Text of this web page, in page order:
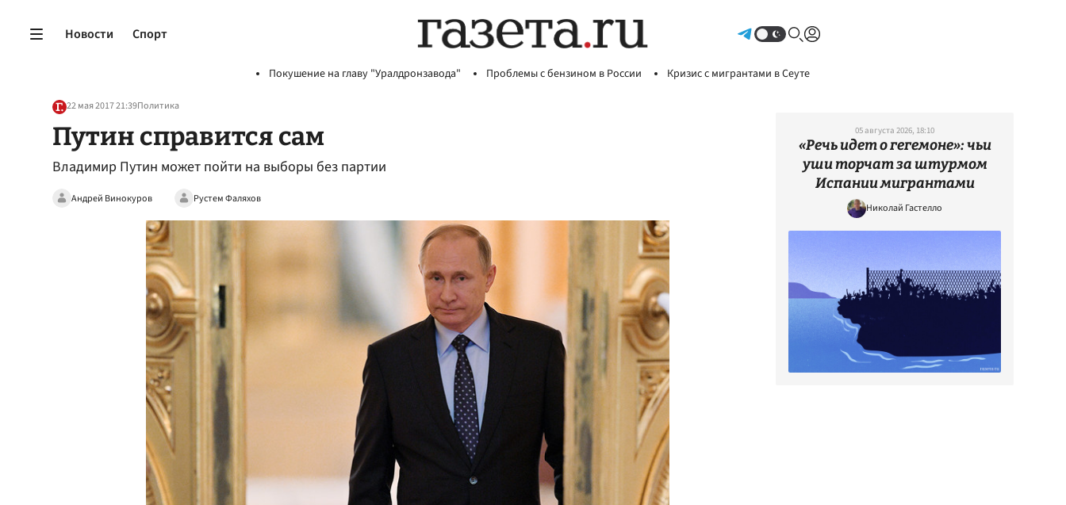
Новости Спорт
Покушение на главу "Уралдронзавода" Проблемы с бензином в России Кризис с мигрантами в Сеуте
22 мая 2017 21:39Политика
Путин справится сам
Владимир Путин может пойти на выборы без партии
Андрей Винокуров Рустем Фаляхов
05 августа 2026, 18:10
«Речь идет о гегемоне»: чьи
уши торчат за штурмом
Испании мигрантами
Николай Гастелло